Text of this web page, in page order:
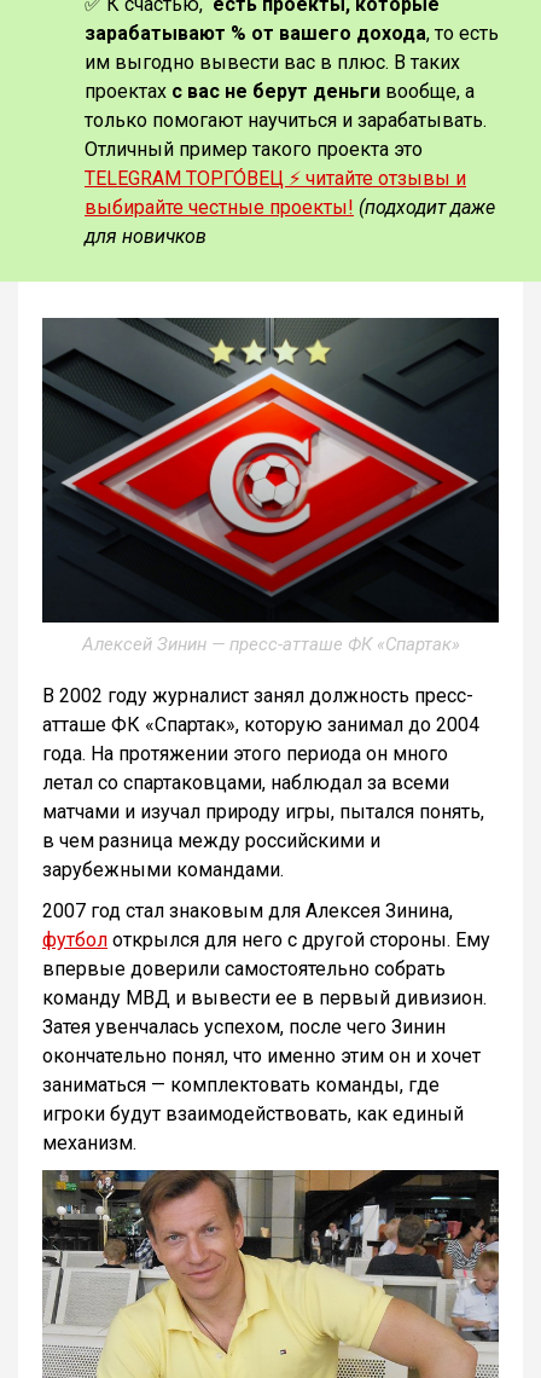
зарабатывают % от вашего дохода, то есть
им выгодно вывести вас в плюс. В таких
проектах с вас не берут деньги вообще, а
только помогают научиться и зарабатывать.
Отличный пример такого проекта это
TELEGRAM ТОРГО́ВЕЦ ⚡️ читайте отзывы и
выбирайте честные проекты! (подходит даже
для новичков
Алексей Зинин — пресс-атташе ФК «Спартак»
В 2002 году журналист занял должность пресс-
атташе ФК «Спартак», которую занимал до 2004
года. На протяжении этого периода он много
летал со спартаковцами, наблюдал за всеми
матчами и изучал природу игры, пытался понять,
в чем разница между российскими и
зарубежными командами.
2007 год стал знаковым для Алексея Зинина,
футбол открылся для него с другой стороны. Ему
впервые доверили самостоятельно собрать
команду МВД и вывести ее в первый дивизион.
Затея увенчалась успехом, после чего Зинин
окончательно понял, что именно этим он и хочет
заниматься — комплектовать команды, где
игроки будут взаимодействовать, как единый
механизм.